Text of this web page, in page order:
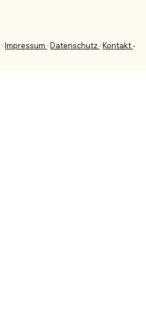
·Impressum ·Datenschutz ·Kontakt-